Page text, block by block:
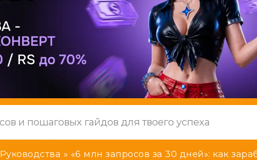
Руководства » «6 млн запросов за 30 дней»: как